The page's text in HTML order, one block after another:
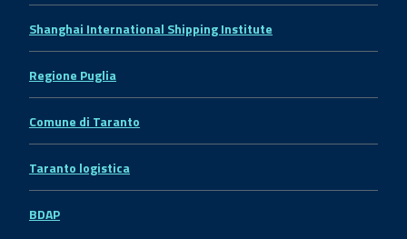
Shanghai International Shipping Institute
Regione Puglia
Comune di Taranto
Taranto logistica
BDAP